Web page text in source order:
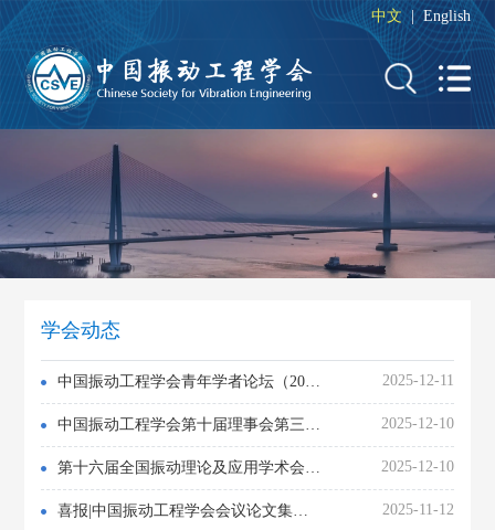
中文|English
学会动态
中国振动工程学会青年学者论坛（2025-5）在长沙成功举办 2025-12-11
中国振动工程学会第十届理事会第三次会议暨第十届常务理事会第五次会议在湖南省长沙市召开 2025-12-10
第十六届全国振动理论及应用学术会议在湖南省长沙市成功召开 2025-12-10
喜报|中国振动工程学会会议论文集入选中国知网2025年度高影响力学术会议论文集 2025-11-12